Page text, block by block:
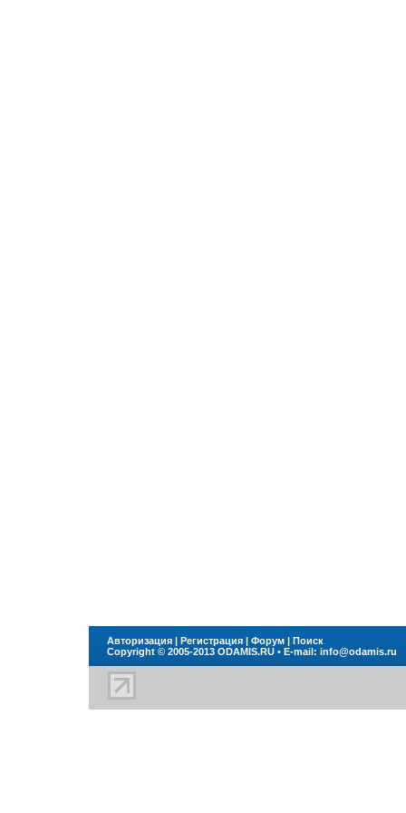
Авторизация | Регистрация | Форум | Поиск
Copyright © 2005-2013 ODAMIS.RU • E-mail: info@odamis.ru